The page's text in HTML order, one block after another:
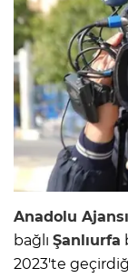
Anadolu Ajansı
bağlı Şanlıurfa
2023'te